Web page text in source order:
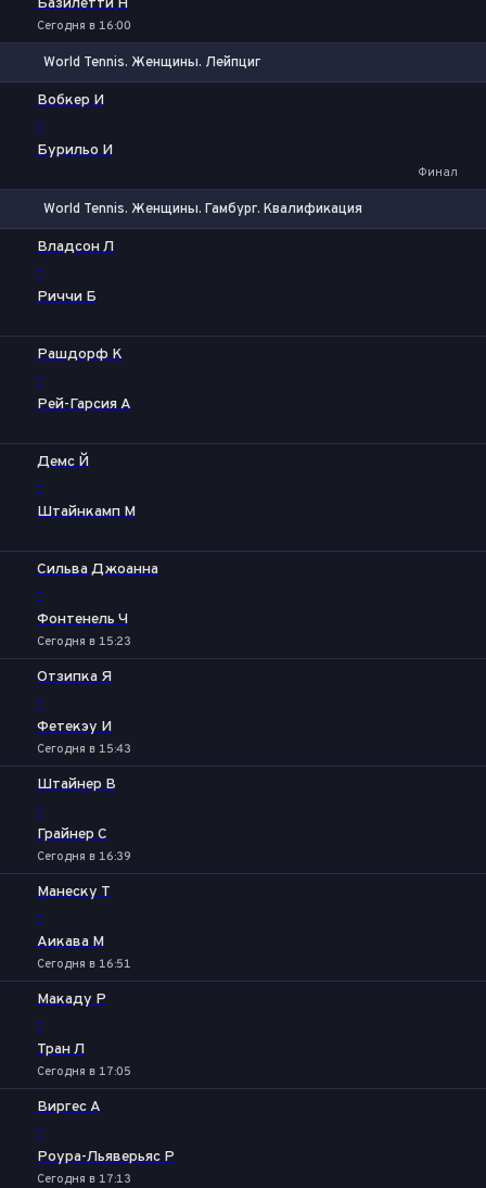
Базилетти Н
Сегодня в 16:00
World Tennis. Женщины. Лейпциг
Вобкер И
-
Бурильо И
Финал
World Tennis. Женщины. Гамбург. Квалификация
Владсон Л
-
Риччи Б
Рашдорф К
-
Рей-Гарсия А
Демс Й
-
Штайнкамп М
Сильва Джоанна
-
Фонтенель Ч
Сегодня в 15:23
Отзипка Я
-
Фетекэу И
Сегодня в 15:43
Штайнер В
-
Грайнер С
Сегодня в 16:39
Манеску Т
-
Аикава М
Сегодня в 16:51
Макаду Р
-
Тран Л
Сегодня в 17:05
Виргес А
-
Роура-Льяверьяс Р
Сегодня в 17:13